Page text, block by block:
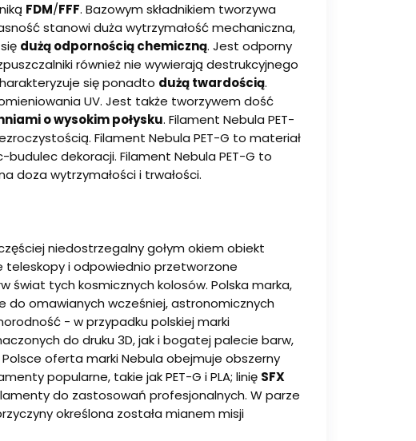
FDM/FFF. Bazowym składnikiem tworzywa
stanowi duża wytrzymałość mechaniczna,
dużą odpornością chemiczną. Jest odporny
również nie wywierają destrukcyjnego
się ponadto dużą twardością.
UV. Jest także tworzywem dość
o wysokim połysku. Filament Nebula PET-
Filament Nebula PET-G to materiał
dekoracji. Filament Nebula PET-G to
doza wytrzymałości i trwałości.
niedostrzegalny gołym okiem obiekt
teleskopy i odpowiednio przetworzone
świat tych kosmicznych kolosów. Polska marka,
do omawianych wcześniej, astronomicznych
- w przypadku polskiej marki
do druku 3D, jak i bogatej palecie barw,
oferta marki Nebula obejmuje obszerny
popularne, takie jak PET-G i PLA; linię SFX
do zastosowań profesjonalnych. W parze
określona została mianem misji